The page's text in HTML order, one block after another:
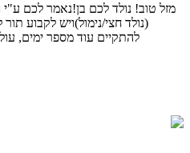
מזל טוב! נולד לכם בן!נאמר לכם
(נולד חצי/נימול)ויש לקבוע
להתקיים עוד מספר ימים,